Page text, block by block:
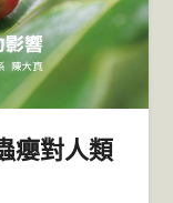
癭對人類